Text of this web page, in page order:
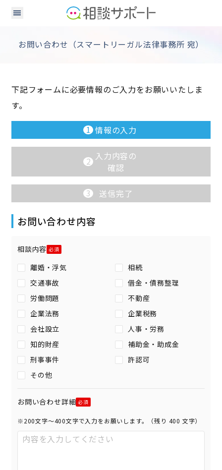
お問い合わせ（スマートリーガル法律事務所 宛）
下記フォームに必要情報のご入力をお願いいたしま
す。
1 情報の入力
2 入力内容の
確認
3 送信完了
お問い合わせ内容
相談内容
離婚・浮気
相続
交通事故
借金・債務整理
労働問題
不動産
企業法務
企業税務
会社設立
人事・労務
知的財産
補助金・助成金
刑事事件
許認可
その他
お問い合わせ詳細
※200文字〜400文字で入力をお願いします。（残り 400 文字）